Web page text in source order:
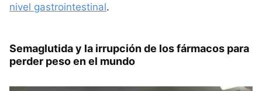
nivel gastrointestinal.
Semaglutida y la irrupción de los fármacos para
perder peso en el mundo